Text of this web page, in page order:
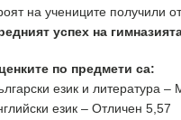
на учениците получили
успех на
по предмети са:
език и литература –
език – Отличен 5,57